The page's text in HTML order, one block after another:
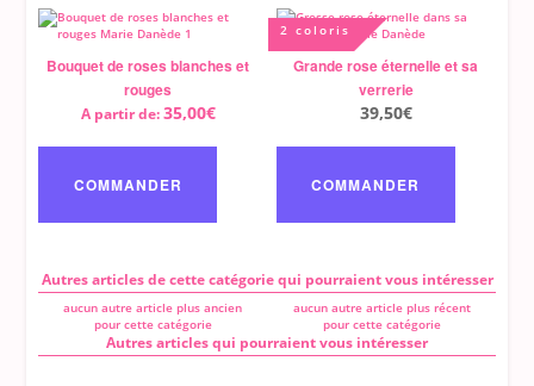
être
la
Bouquet de roses blanches et
rouges
A partir de:35,00€
COMMANDER
être
choisies
sur
page
du
2 coloris
Grande rose éternelle et sa
verrerie
39,50€
COMMANDER
Autres articles de cette catégorie qui pourraient vous intéresser
aucun autre article plus ancien
pour cette catégorie
aucun autre article plus récent
pour cette catégorie
Autres articles qui pourraient vous intéresser